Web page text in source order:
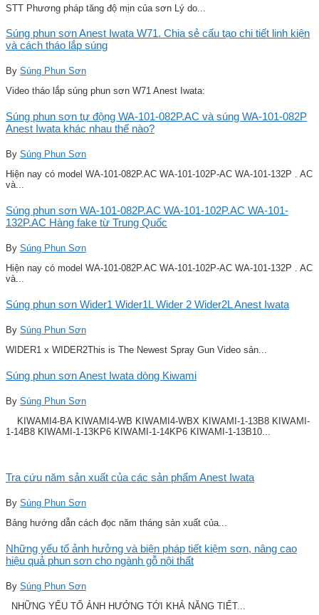
STT Phương pháp tăng độ mịn của sơn Lý do...
Súng phun sơn Anest Iwata W71. Chia sẻ cấu tạo chi tiết linh kiện
và cách tháo lắp súng
By Súng Phun Sơn
Video tháo lắp súng phun sơn W71 Anest Iwata:
Súng phun sơn tự động WA-101-082P.AC và súng WA-101-082P
Anest Iwata khác nhau thế nào?
By Súng Phun Sơn
Hiện nay có model WA-101-082P.AC WA-101-102P-AC WA-101-132P . AC
và...
Súng phun sơn WA-101-082P.AC WA-101-102P.AC WA-101-
132P.AC Hàng fake từ Trung Quốc
By Súng Phun Sơn
Hiện nay có model WA-101-082P.AC WA-101-102P-AC WA-101-132P . AC
và...
Súng phun sơn Wider1 Wider1L Wider 2 Wider2L Anest Iwata
By Súng Phun Sơn
WIDER1 x WIDER2This is The Newest Spray Gun Video sản...
Súng phun sơn Anest Iwata dòng Kiwami
By Súng Phun Sơn
KIWAMI4-BA KIWAMI4-WB KIWAMI4-WBX KIWAMI-1-13B8 KIWAMI-
1-14B8 KIWAMI-1-13KP6 KIWAMI-1-14KP6 KIWAMI-1-13B10...
Tra cứu năm sản xuất của các sản phẩm Anest Iwata
By Súng Phun Sơn
Bảng hướng dẫn cách đọc năm tháng sản xuất của...
Những yếu tố ảnh hưởng và biện pháp tiết kiệm sơn, nâng cao
hiệu quả phun sơn cho ngành gỗ nội thất
By Súng Phun Sơn
NHỮNG YẾU TỐ ẢNH HƯỞNG TỚI KHẢ NĂNG TIẾT...